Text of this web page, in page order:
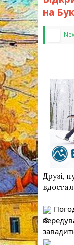
на
Друзі,